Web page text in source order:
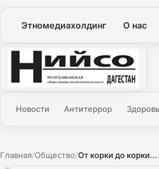
Этномедиахолдинг О нас
Нийсо
Новости Антитеррор
Главная/Общество/От корки до корки...